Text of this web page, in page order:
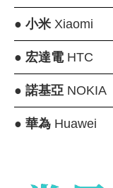
● 小米Xiaomi
● 宏達電HTC
● 諾基亞NOKIA
● 華為Huawei